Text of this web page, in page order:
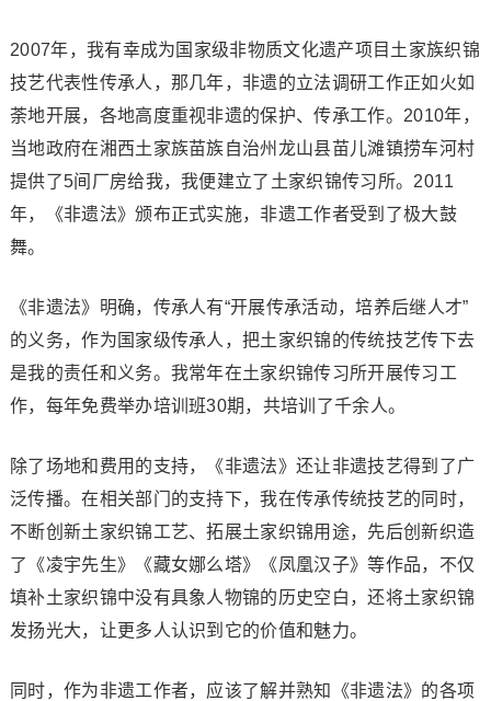
2007年，我有幸成为国家级非物质文化遗产项目土家族织锦
技艺代表性传承人，那几年，非遗的立法调研工作正如火如
荼地开展，各地高度重视非遗的保护、传承工作。2010年，
当地政府在湘西土家族苗族自治州龙山县苗儿滩镇捞车河村
提供了5间厂房给我，我便建立了土家织锦传习所。2011
年，《非遗法》颁布正式实施，非遗工作者受到了极大鼓
舞。
《非遗法》明确，传承人有“开展传承活动，培养后继人才”
的义务，作为国家级传承人，把土家织锦的传统技艺传下去
是我的责任和义务。我常年在土家织锦传习所开展传习工
作，每年免费举办培训班30期，共培训了千余人。
除了场地和费用的支持，《非遗法》还让非遗技艺得到了广
泛传播。在相关部门的支持下，我在传承传统技艺的同时，
不断创新土家织锦工艺、拓展土家织锦用途，先后创新织造
了《凌宇先生》《藏女娜么塔》《凤凰汉子》等作品，不仅
填补土家织锦中没有具象人物锦的历史空白，还将土家织锦
发扬光大，让更多人认识到它的价值和魅力。
同时，作为非遗工作者，应该了解并熟知《非遗法》的各项